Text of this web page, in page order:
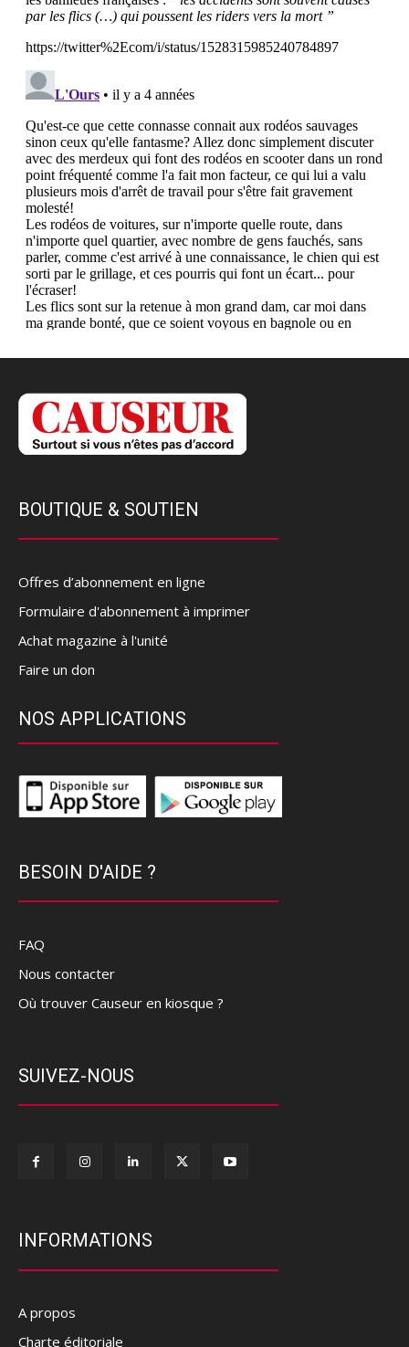
BOUTIQUE & SOUTIEN
Offres d’abonnement en ligne
Formulaire d'abonnement à imprimer
Achat magazine à l'unité
Faire un don
NOS APPLICATIONS
BESOIN D'AIDE ?
FAQ
Nous contacter
Où trouver Causeur en kiosque ?
SUIVEZ-NOUS
INFORMATIONS
A propos
Charte éditoriale